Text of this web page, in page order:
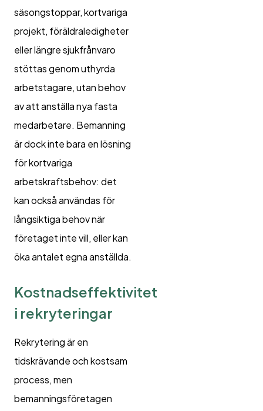
säsongstoppar, kortvariga
projekt, föräldraledigheter
eller längre sjukfrånvaro
stöttas genom uthyrda
arbetstagare, utan behov
av att anställa nya fasta
medarbetare. Bemanning
är dock inte bara en lösning
för kortvariga
arbetskraftsbehov: det
kan också användas för
långsiktiga behov när
företaget inte vill, eller kan
öka antalet egna anställda.
Kostnadseffektivitet
i rekryteringar
Rekrytering är en
tidskrävande och kostsam
process, men
bemanningsföretagen